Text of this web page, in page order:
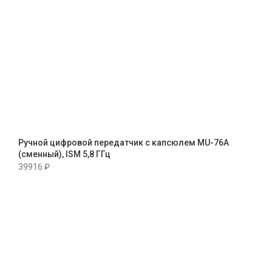
Ручной цифровой передатчик с капсюлем MU-76A
(сменный), ISM 5,8 ГГц
39916 ₽